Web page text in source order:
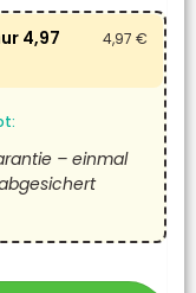
4,97
4,97 €
– einmal